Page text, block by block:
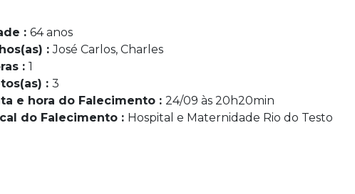
: 64 anos
:José Carlos, Charles
: 1
: 3
e hora do Falecimento : 24/09 às 20h20min
do Falecimento : Hospital e Maternidade Rio do Testo